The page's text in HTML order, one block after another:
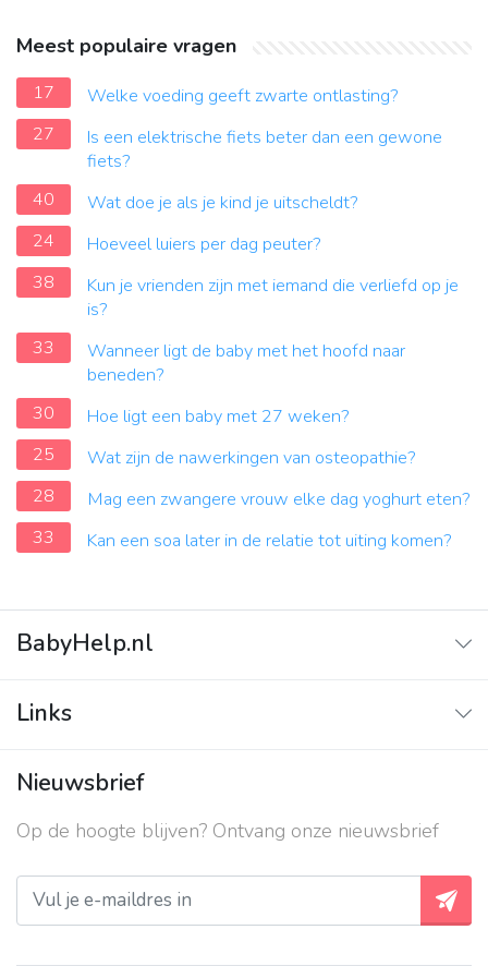
Meest populaire vragen
17
Welke voeding geeft zwarte ontlasting?
27
Is een elektrische fiets beter dan een gewone
fiets?
40
Wat doe je als je kind je uitscheldt?
24
Hoeveel luiers per dag peuter?
38
Kun je vrienden zijn met iemand die verliefd op je
is?
33
Wanneer ligt de baby met het hoofd naar
beneden?
30
Hoe ligt een baby met 27 weken?
25
Wat zijn de nawerkingen van osteopathie?
28
Mag een zwangere vrouw elke dag yoghurt eten?
33
Kan een soa later in de relatie tot uiting komen?
BabyHelp.nl
Vraag & Antwoord
Links
Contact
Over ons
Privacy beleid
Nieuwsbrief
Op de hoogte blijven? Ontvang onze nieuwsbrief